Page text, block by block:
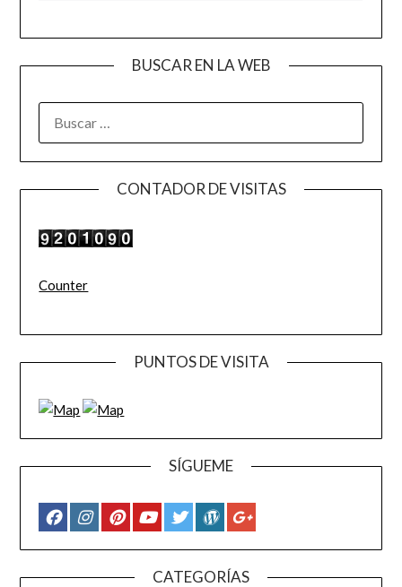
BUSCAR EN LA WEB
CONTADOR DE VISITAS
Counter
PUNTOS DE VISITA
SÍGUEME
CATEGORÍAS